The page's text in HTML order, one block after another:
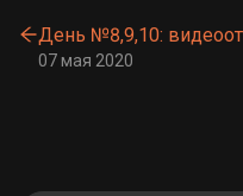
День №8,9,10:
07 мая 2020